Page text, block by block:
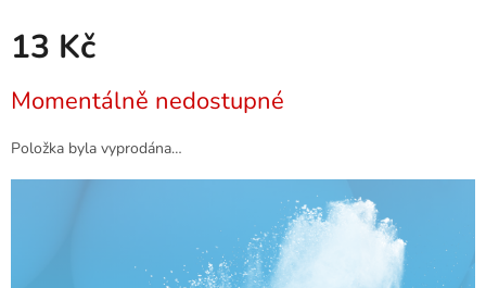
13 Kč
cena:
Momentálně nedostupné
Položka byla vyprodána…